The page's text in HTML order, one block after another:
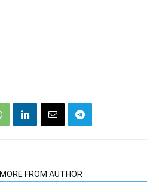
MORE FROM AUTHOR